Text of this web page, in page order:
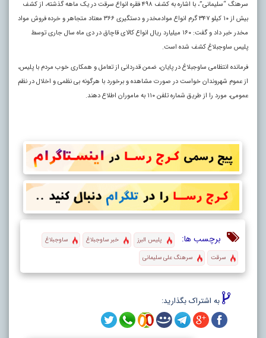
سرهنگ “سلیمانی”، با اشاره به کشف ۴۹۸ فقره انواع سرقت در یک ماهه گذشته، از کشف
بیش از ۱۰ کیلو ۳۴۷ گرم انواع موادمخدر و دستگیری ۳۶۶ معتاد متجاهر و خرده فروش مواد
مخدر خبر داد و گفت: ۱۶۰ میلیارد ریال انواع کالای قاچاق در دی ماه سال جاری توسط
پلیس ساوجبلاغ کشف شده است.
فرمانده انتظامی ساوجبلاغ در پایان، ضمن قدردانی از تعامل و همکاری خوب مردم با پلیس،
از عموم شهروندان خواست در صورت مشاهده و برخورد با هرگونه بی نظمی و اخلال در نظم
عمومی، مورد را از طریق شماره تلفن ۱۱۰ به ماموران اطلاع دهند.
برچسب ها: پلیس البرز خبر ساوجبلاغ
ساوجبلاغ
سرقت
سرهنگ علی سلیمانی
به اشتراک بگذارید: